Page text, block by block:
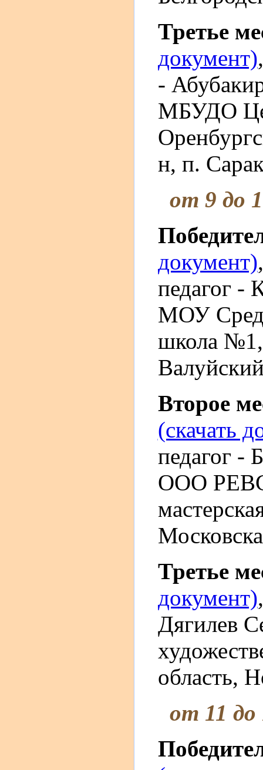
Третье
документ)
-
МБУДО
н, п.
от 9 до
документ)
педагог -
МОУ
школа №1,
Второе
(скачать
педагог -
ООО
Третье
документ)
Дягилев
область,
от 11 до